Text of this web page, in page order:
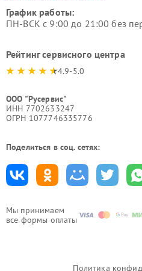
Мы принимаем
все формы оплаты
График работы:
ПН-ВСК с 9:00 до 21:00 без
Рейтинг сервисного центра
4.9-5.0
ООО "Русервис"
ИНН 7702633247
ОГРН 1077746335776
Поделиться в соц. сетях:
Политика